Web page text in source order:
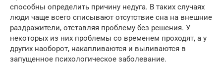
способны определить причину недуга. В таких случаях
люди чаще всего списывают отсутствие сна на внешние
раздражители, отставляя проблему без решения. У
некоторых из них проблемы со временем проходят, а у
других наоборот, накапливаются и выливаются в
запущенное психологическое заболевание.